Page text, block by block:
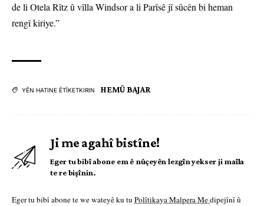
de li Otela Rîtz û vîlla Windsor a li Parîsê jî sûcên bi heman
rengî kiriye.”
YÊN HATINE ÊTÎKETKIRIN HEMÛ BAJAR
Ji me agahî bistîne!
Eger tu bibî abone em ê nûçeyên lezgîn yekser ji maîla
te re bişînin.
Eger tu bibî abone te we wateyê ku tu Polîtikaya Malpera Medipejînî û